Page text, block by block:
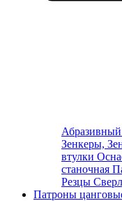
Зенкеры,
втулки
станочная
Резцы
Патроны